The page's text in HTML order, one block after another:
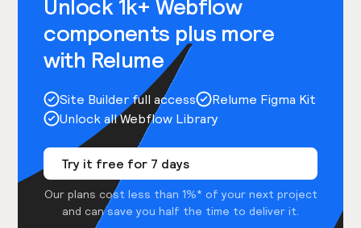
Unlock 1k+ Webflow
components plus more
with Relume
Site Builder full access
Relume Figma Kit
Unlock all Webflow Library
Try it free for 7 days
Our plans cost less than 1%* of your next project
and can save you half the time to deliver it.